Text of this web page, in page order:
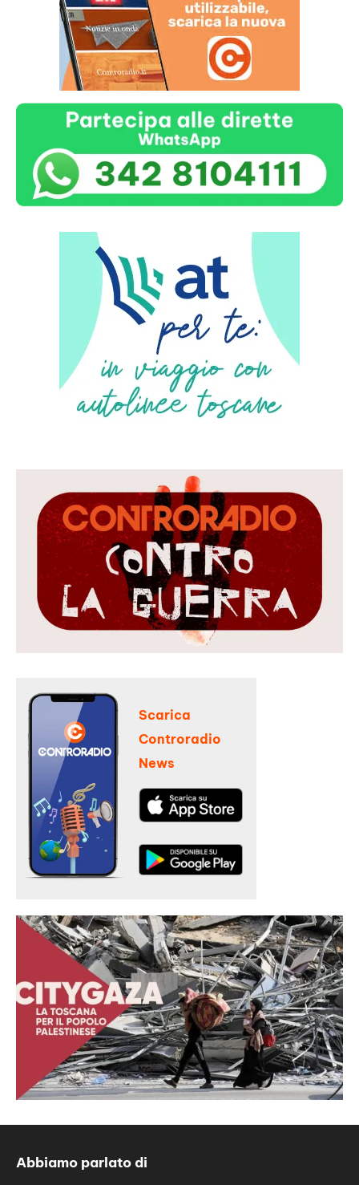
Scarica
Controradio
News
Abbiamo parlato di